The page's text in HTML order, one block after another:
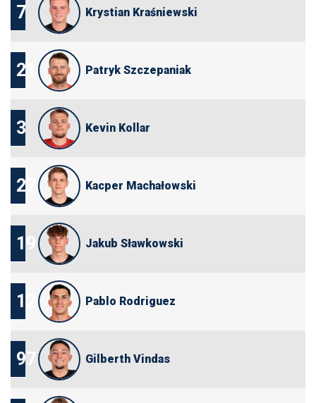
7 Krystian Kraśniewski
21 Patryk Szczepaniak
3 Kevin Kollar
27 Kacper Machałowski
19 Jakub Sławkowski
12 Pablo Rodriguez
97 Gilberth Vindas